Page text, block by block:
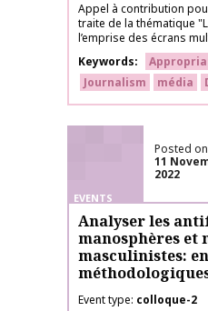
Appel à contribution
traite de la thématique
l’emprise des écrans
Keywords
Journalism
média
EVENTS
Posted on
11
2022
Analyser les
manosphères et
masculinistes:
Event type colloque-2